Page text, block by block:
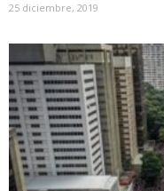
25 diciembre, 2019